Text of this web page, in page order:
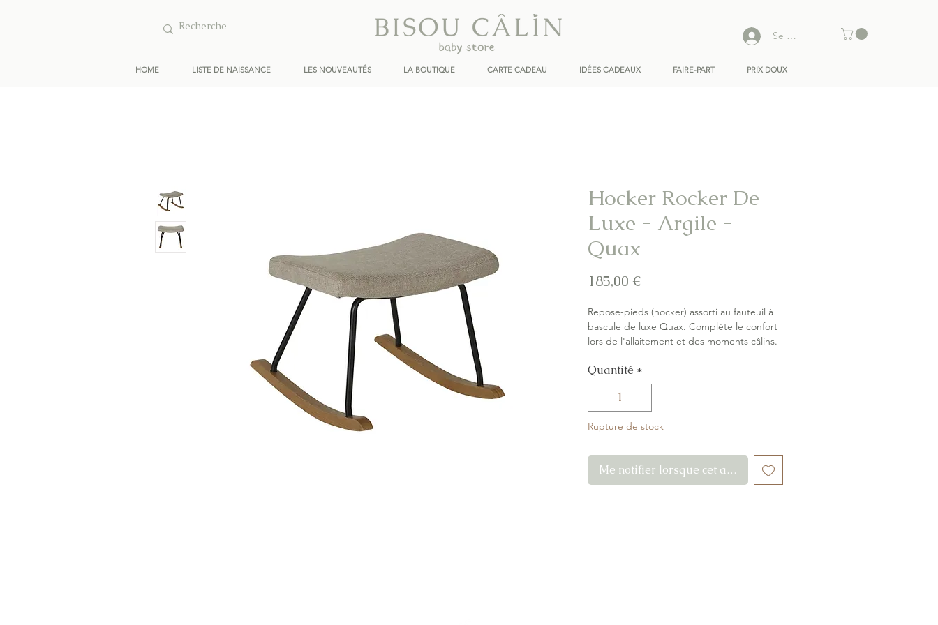
HOME LISTE DE NAISSANCE LES NOUVEAUTÉS LA BOUTIQUE CARTE CADEAU IDÉES CADEAUX FAIRE-PART PRIX DOUX
Se connecter
Hocker Rocker De
Luxe - Argile -
Quax
185,00 €Prix
Repose-pieds (hocker) assorti au fauteuil à
bascule de luxe Quax. Complète le confort
lors de l'allaitement et des moments câlins.
Tissu :Argile
Marque :Quax
Quantité *
Rupture de stock
Me notifier lorsque cet article est disponible